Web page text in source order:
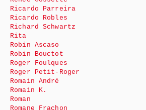
Ricardo Parreira
Ricardo Robles
Richard Schwartz
Rita
Robin Ascaso
Robin Bouctot
Roger Foulques
Roger Petit-Roger
Romain André
Romain K.
Roman
Romane Frachon